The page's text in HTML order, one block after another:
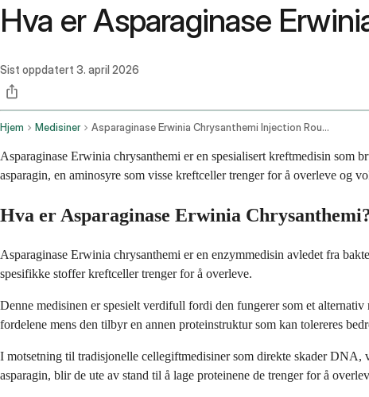
Hva er Asparaginase
Sist oppdatert 3. april 2026
Hjem Medisiner Asparaginase Erwinia Chrysanthemi Injection Route
Asparaginase Erwinia chrysanthemi er en spesialisert kreftmedisin
asparagin, en aminosyre som visse kreftceller trenger for å overleve og
Hva er Asparaginase Erwinia
Asparaginase Erwinia chrysanthemi er en enzymmedisin avledet fra
spesifikke stoffer kreftceller trenger for å overleve.
Denne medisinen er spesielt verdifull fordi den fungerer som et
fordelene mens den tilbyr en annen proteinstruktur som kan tolereres
I motsetning til tradisjonelle cellegiftmedisiner som direkte skader
asparagin, blir de ute av stand til å lage proteinene de trenger for å